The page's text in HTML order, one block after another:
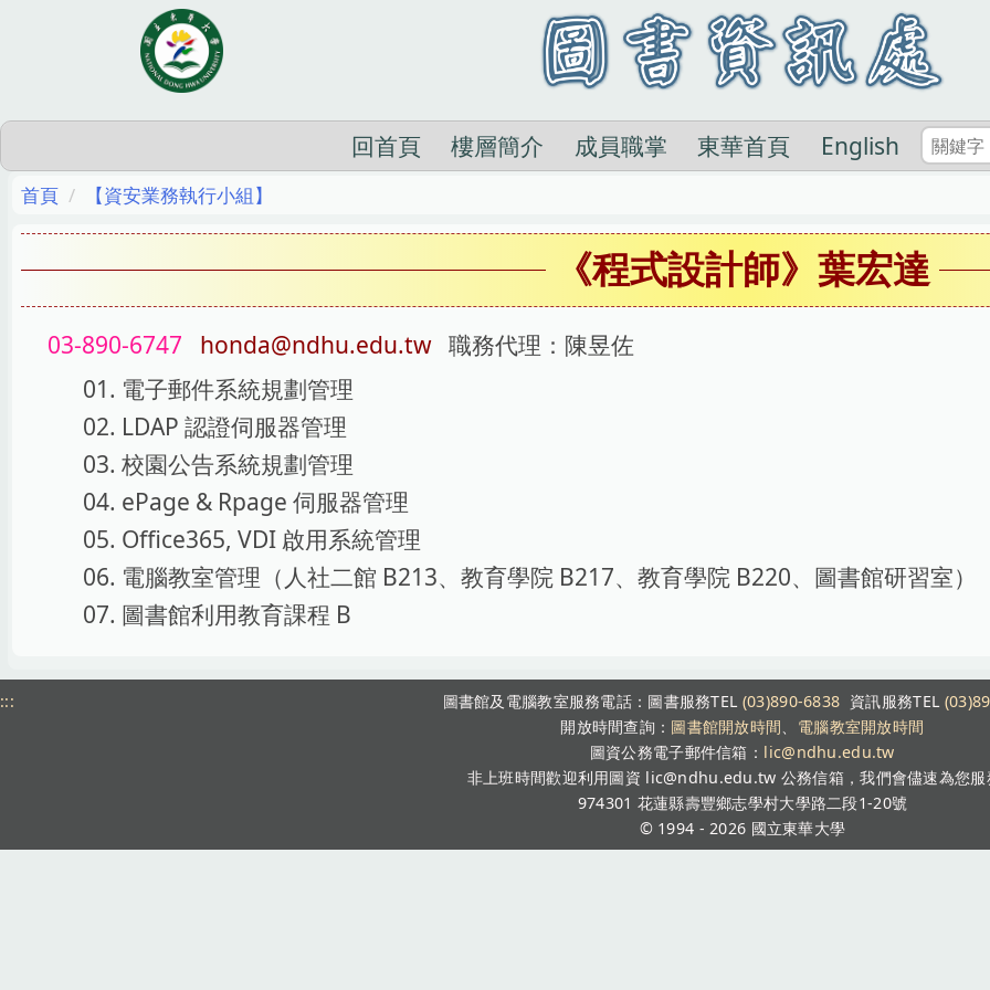
容
區
回首頁 樓層簡介 成員職掌 東華首頁 English
首頁 【資安業務執行小組】
《程式設計師》葉宏達
03-890-6747 honda@ndhu.edu.tw 職務代理：陳昱佐
電子郵件系統規劃管理
LDAP 認證伺服器管理
校園公告系統規劃管理
ePage & Rpage 伺服器管理
Office365, VDI 啟用系統管理
電腦教室管理（人社二館 B213、教育學院 B217、教育學院 B220、圖書館研習室）
圖書館利用教育課程 B
::: 圖書館及電腦教室服務電話：圖書服務TEL (03)890-6838 資訊服務TEL
開放時間查詢： 圖書館開放時間、 電腦教室開放時間
圖資公務電子郵件信箱： lic@ndhu.edu.tw
非上班時間歡迎利用圖資 lic@ndhu.edu.tw 公務信箱，我們會儘速為您服
974301 花蓮縣壽豐鄉志學村大學路二段1-20號
© 1994 - 2026 國立東華大學